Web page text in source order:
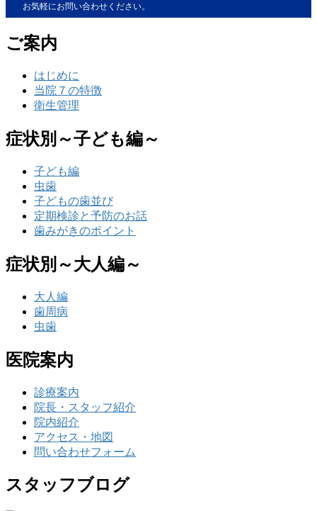
お気軽にお問い合わせください。
ご案内
はじめに
当院７の特徴
衛生管理
症状別～子ども編～
子ども編
虫歯
子どもの歯並び
定期検診と予防のお話
歯みがきのポイント
症状別～大人編～
大人編
歯周病
虫歯
医院案内
診療案内
院長・スタッフ紹介
院内紹介
アクセス・地図
問い合わせフォーム
スタッフブログ